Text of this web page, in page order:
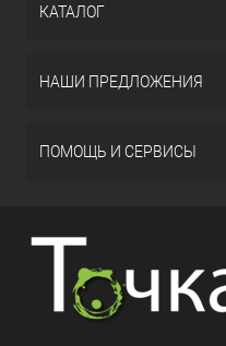
КАТАЛОГ
НАШИ ПРЕДЛОЖЕНИЯ
ПОМОЩЬ И СЕРВИСЫ